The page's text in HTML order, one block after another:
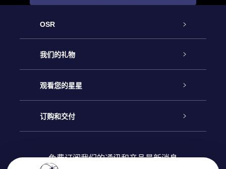
OSR
客户服务
联系我们
博客
我们的礼物
Online Star礼物
OSR 礼物包
观看您的星星
Online Star Register
订购和交付
免费订阅我们的通讯和产品最新消息